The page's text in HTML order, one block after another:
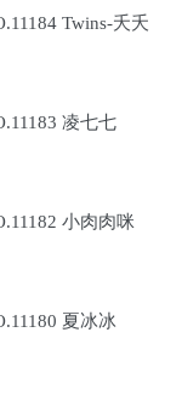
Twins-夭夭
凌七七
小肉肉咪
夏冰冰